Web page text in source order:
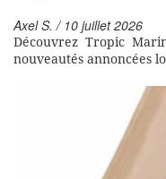
Axel S. / 10 juillet 2026
Découvrez Tropic
nouveautés annoncées